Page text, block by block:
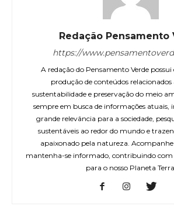
Redação Pensamento
https://
A redação do Pensamento Verde possui
produção de conteúdos
sustentabilidade e preservação do meio
sempre em busca de informações atuais,
grande relevância para a sociedade,
sustentáveis ao redor do mundo e
apaixonado pela natureza.
mantenha-se informado, contribuindo
para o nosso Planeta Terra.